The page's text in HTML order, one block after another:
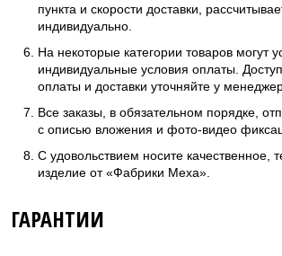
пункта и скорости доставки,
индивидуально.
На некоторые категории товаров могут
индивидуальные условия оплаты.
оплаты и доставки уточняйте у
Все заказы, в обязательном порядке,
с описью вложения и фото-видео
С удовольствием носите качественное,
изделие от «Фабрики Меха».
ГАРАНТИИ